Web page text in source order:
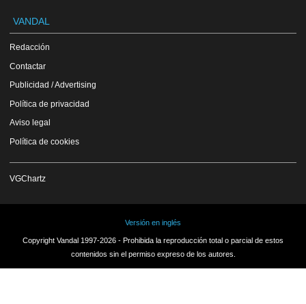
VANDAL
Redacción
Contactar
Publicidad / Advertising
Política de privacidad
Aviso legal
Política de cookies
VGChartz
Versión en inglés
Copyright Vandal 1997-2026 - Prohibida la reproducción total o parcial de estos
contenidos sin el permiso expreso de los autores.